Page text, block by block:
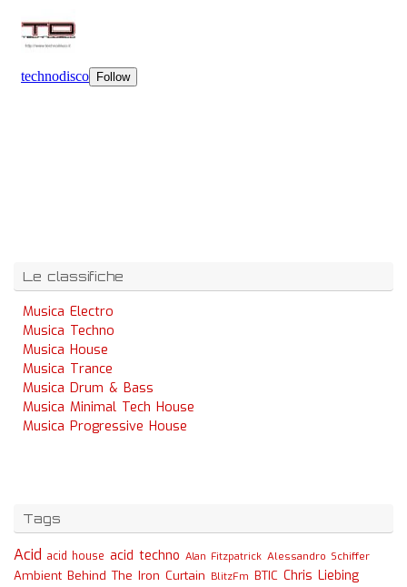
Le classifiche
Musica Electro
Musica Techno
Musica House
Musica Trance
Musica Drum & Bass
Musica Minimal Tech House
Musica Progressive House
Tags
Acid acid house acid techno Alan Fitzpatrick Alessandro Schiffer
Ambient Behind The Iron Curtain BlitzFm BTIC Chris Liebing